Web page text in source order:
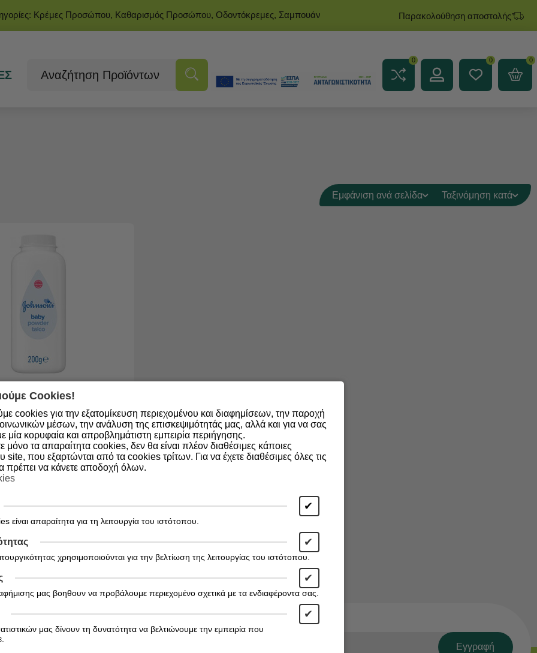
Κρέμες Προσώπου, Καθαρισμός Προσώπου, Οδοντόκρεμες, Σαμπουάν Παρακολούθηση αποστολής
0 0 0
Εμφάνιση ανά σελίδα Ταξινόμηση κατά
από 1 έως 3
Baby Πούδρα,
200gr
ΑΓΟΡΑ
στο Newsletter!
Εγγραφή
Cookies!
cookies για την εξατομίκευση περιεχομένου και διαφημίσεων, την παροχή
μέσων, την ανάλυση της επισκεψιμότητάς μας, αλλά και για να σας
μία κορυφαία και απροβλημάτιστη εμπειρία περιήγησης.
μόνο τα απαραίτητα cookies, δεν θα είναι πλέον διαθέσιμες κάποιες
site, που εξαρτώνται από τα cookies τρίτων. Για να έχετε διαθέσιμες όλες τις
πρέπει να κάνετε αποδοχή όλων.
✔
είναι απαραίτητα για τη λειτουργία του ιστότοπου.
✔
χρησιμοποιούνται για την βελτίωση της λειτουργίας του ιστότοπου.
✔
μας βοηθουν να προβάλουμε περιεχομένο σχετικά με τα ενδιαφέροντα σας.
✔
μας δίνουν τη δυνατότητα να βελτιώνουμε την εμπειρία που